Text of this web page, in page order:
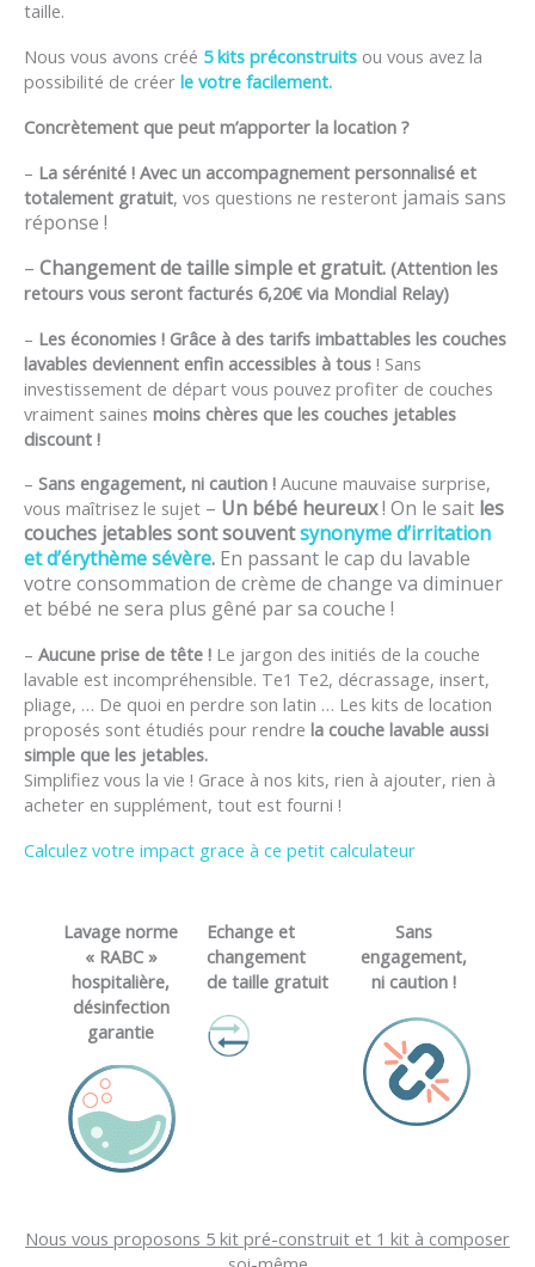
taille.
Nous vous avons créé 5 kits préconstruits ou vous avez la
possibilité de créer le votre facilement.
Concrètement que peut m’apporter la location ?
– La sérénité ! Avec un accompagnement personnalisé et
totalement gratuit, vos questions ne resteront jamais sans
réponse !
– Changement de taille simple et gratuit. (Attention les
retours vous seront facturés 6,20€ via Mondial Relay)
– Les économies ! Grâce à des tarifs imbattables les couches
lavables deviennent enfin accessibles à tous ! Sans
investissement de départ vous pouvez profiter de couches
vraiment saines moins chères que les couches jetables
discount !
– Sans engagement, ni caution ! Aucune mauvaise surprise,
vous maîtrisez le sujet – Un bébé heureux! On le sait les
couches jetables sont souventsynonyme d’irritation
et d’érythème sévère. En passant le cap du lavable
votre consommation de crème de change va diminuer
et bébé ne sera plus gêné par sa couche !
– Aucune prise de tête ! Le jargon des initiés de la couche
lavable est incompréhensible. Te1 Te2, décrassage, insert,
pliage, … De quoi en perdre son latin … Les kits de location
proposés sont étudiés pour rendre la couche lavable aussi
simple que les jetables.
Simplifiez vous la vie ! Grace à nos kits, rien à ajouter, rien à
acheter en supplément, tout est fourni !
Calculez votre impact grace à ce petit calculateur
Lavage norme
« RABC »
hospitalière,
désinfection
garantie
Echange et
changement
de taille gratuit
Sans
engagement,
ni caution !
Nous vous proposons 5 kit pré-construit et 1 kit à composer